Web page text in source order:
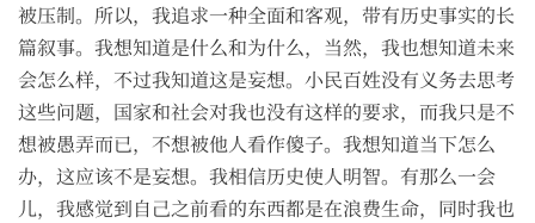
被压制。所以，我追求一种全面和客观，带有历史事实的长
篇叙事。我想知道是什么和为什么，当然，我也想知道未来
会怎么样，不过我知道这是妄想。小民百姓没有义务去思考
这些问题，国家和社会对我也没有这样的要求，而我只是不
想被愚弄而已，不想被他人看作傻子。我想知道当下怎么
办，这应该不是妄想。我相信历史使人明智。有那么一会
儿，我感觉到自己之前看的东西都是在浪费生命，同时我也